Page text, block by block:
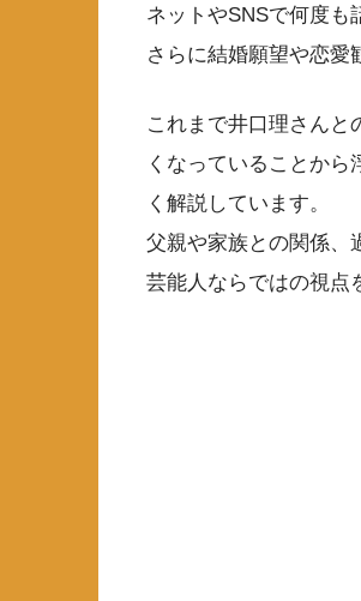
ネットやSNSで何度も
さらに結婚願望や恋愛
これまで井口理さんと
くなっていることか
く解説しています。
父親や家族との関係、
芸能人ならではの視点